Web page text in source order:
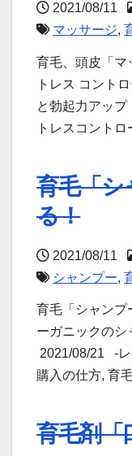
2021/08/11
マッサージ,
育毛、頭皮「マ
トレス コント
と勃起力アッ
トレスコント
育毛「シ
る！
2021/08/11
シャンプー,
育毛「シャンプ
ーガニックのシ
2021/08/21 -レ
購入の仕方, 育
育毛剤「